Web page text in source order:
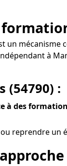
un
à
(54790) :
à des
reprendre un